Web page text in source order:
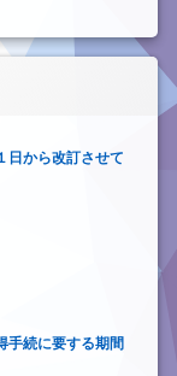
日から改訂させて
続に要する期間